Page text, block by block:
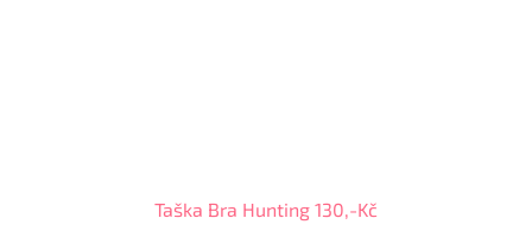
Taška Bra Hunting 130,-Kč